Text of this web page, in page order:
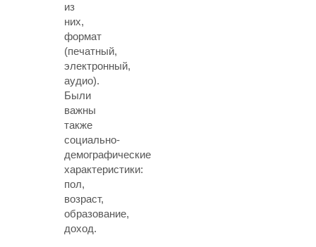
из
них,
формат
(печатный,
электронный,
аудио).
Были
важны
также
социально-
демографические
характеристики:
пол,
возраст,
образование,
доход.